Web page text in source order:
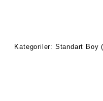
Kategoriler: Standart Boy